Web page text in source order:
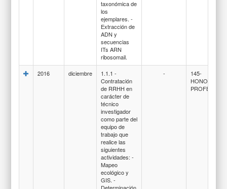
taxonómica de
los
ejemplares. -
Extracción de
ADN y
secuencias
ITs ARN
ribosomail.
2016 diciembre
1.1.1 -
Contratación
de RRHH en
carácter de
técnico
investigador
como parte del
equipo de
trabajo que
realice las
siguientes
actividades: -
Mapeo
ecológico y
GIS. -
Determinación
-
145-